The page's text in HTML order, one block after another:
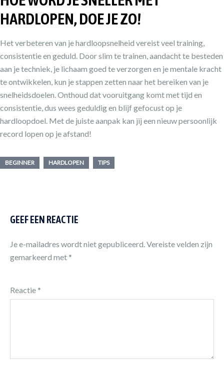
HARDLOPEN, DOE JE ZO!
Het verbeteren van je hardloopsnelheid vereist veel training,
consistentie en geduld. Door slim te trainen, aandacht te besteden
aan je techniek, je lichaam goed te verzorgen en je mentale kracht
te ontwikkelen, kun je stappen zetten naar het bereiken van je
snelheidsdoelen. Onthoud dat vooruitgang komt met tijd en
consistentie, dus wees geduldig en blijf gefocust op je
hardloopdoel. Met de juiste aanpak kan jij een nieuw persoonlijk
record lopen op je afstand!
BEGINNER HARDLOPEN TIPS
GEEF EEN REACTIE
Je e-mailadres wordt niet gepubliceerd. Vereiste velden zijn
gemarkeerd met *
Reactie *